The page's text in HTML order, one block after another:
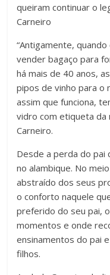
queiram continuar o
Carneiro
“Antigamente,
vender bagaço para
há mais de 40 anos,
pipos de vinho para o
assim que funciona,
vidro com etiqueta da
Carneiro.
Desde a perda do pai
no alambique. No
abstraído dos seus
o conforto naquele
preferido do seu pai,
momentos e onde
ensinamentos do pai
filhos.